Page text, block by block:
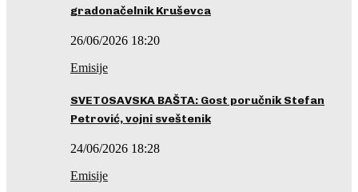
gradonačelnik Kruševca
26/06/2026 18:20
Emisije
SVETOSAVSKA BAŠTA: Gost poručnik Stefan
Petrović, vojni sveštenik
24/06/2026 18:28
Emisije